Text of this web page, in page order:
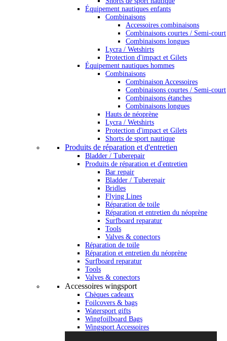
Équipement nautiques enfants
Combinaisons
Accessoires combinaisons
Combinaisons courtes / Semi-court
Combinaisons longues
Lycra / Wetshirts
Protection d'impact et Gilets
Équipement nautiques hommes
Combinaisons
Combinaison Accessoires
Combinaisons courtes / Semi-court
Combinaisons étanches
Combinaisons longues
Hauts de néoprène
Lycra / Wetshirts
Protection d'impact et Gilets
Shorts de sport nautique
Produits de réparation et d'entretien
Bladder / Tuberepair
Produits de réparation et d'entretien
Bar repair
Bladder / Tuberepair
Bridles
Flying Lines
Réparation de toile
Réparation et entretien du néoprène
Surfboard reparatur
Tools
Valves & conectors
Réparation de toile
Réparation et entretien du néoprène
Surfboard reparatur
Tools
Valves & conectors
Accessoires wingsport
Chèques cadeaux
Foilcovers & bags
Watersport gifts
Wingfoilboard Bags
Wingsport Accessoires